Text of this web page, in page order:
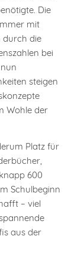
Die
mit
durch die
bei
steigen
Wohle der
Platz für
600
Schulbeginn
– viel
aus der